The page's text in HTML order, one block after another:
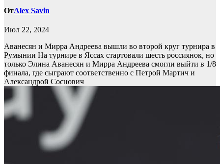
ОтAlex Savin
Июл 22, 2024
Аванесян и Мирра Андреева вышли во второй круг турнира в
Румынии На турнире в Яссах стартовали шесть россиянок, но
только Элина Аванесян и Мирра Андреева смогли выйти в 1/8
финала, где сыграют соответственно с Петрой Мартич и
Александрой Соснович